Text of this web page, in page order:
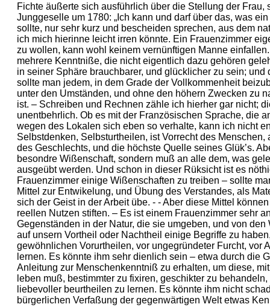
Fichte äußerte sich ausführlich über die Stellung der Frau,
Junggeselle um 1780: „Ich kann und darf über das, was
sollte, nur sehr kurz und bescheiden sprechen, aus dem
ich mich hierinne leicht irren könnte. Ein Frauenzimmer
zu wollen, kann wohl keinem vernünftigen Manne
mehrere Kenntniße, die nicht eigentlich dazu gehören
in seiner Sphäre brauchbarer, und glücklicher zu sein; und
sollte man jedem, in dem Grade der Vollkommenheit
unter den Umständen, und ohne den höhern Zwecken zu
ist. – Schreiben und Rechnen zähle ich hierher gar nicht;
unentbehrlich. Ob es mit der Französischen Sprache, die
wegen des Lokalen sich eben so verhalte, kann ich nicht
Selbstdenken, Selbsturtheilen, ist Vorrecht des Menschen,
des Geschlechts, und die höchste Quelle seines Glük’s.
besondre Wißenschaft, sondern muß an alle dem, was
ausgeübt werden. Und schon in dieser Rüksicht ist es
Frauenzimmer einige Wißenschaften zu treiben – sollte
Mittel zur Entwikelung, und Übung des Verstandes, als
sich der Geist in der Arbeit übe. - - Aber diese Mittel
reellen Nutzen stiften. – Es ist einem Frauenzimmer sehr
Gegenständen in der Natur, die sie umgeben, und von
auf unsern Vortheil oder Nachtheil einige Begriffe zu
gewöhnlichen Vorurtheilen, vor ungegründeter Furcht, vor
lernen. Es könnte ihm sehr dienlich sein – etwa durch die
Anleitung zur Menschenkenntniß zu erhalten, um diese,
leben muß, bestimmter zu fixiren, geschikter zu
liebevoller beurtheilen zu lernen. Es könnte ihm nicht
bürgerlichen Verfaßung der gegenwärtigen Welt etwas